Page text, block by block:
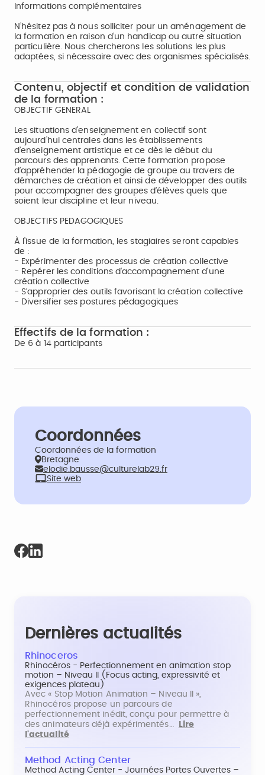
Informations complémentaires
N’hésitez pas à nous solliciter pour un aménagement de
la formation en raison d’un handicap ou autre situation
particulière. Nous chercherons les solutions les plus
adaptées, si nécessaire avec des organismes spécialisés.
Contenu, objectif et condition de validation
de la formation :
OBJECTIF GENERAL
Les situations d’enseignement en collectif sont
aujourd’hui centrales dans les établissements
d’enseignement artistique et ce dès le début du
parcours des apprenants. Cette formation propose
d’appréhender la pédagogie de groupe au travers de
démarches de création et ainsi de développer des outils
pour accompagner des groupes d’élèves quels que
soient leur discipline et leur niveau.
OBJECTIFS PEDAGOGIQUES
À l’issue de la formation, les stagiaires seront capables
de :
- Expérimenter des processus de création collective
- Repérer les conditions d'accompagnement d'une
création collective
- S’approprier des outils favorisant la création collective
- Diversifier ses postures pédagogiques
Effectifs de la formation :
De 6 à 14 participants
Coordonnées
Coordonnées de la formation
Bretagne
elodie.bausse@culturelab29.fr
Site web
Dernières actualités
Rhinoceros
Rhinocéros - Perfectionnement en animation stop
motion – Niveau II (Focus acting, expressivité et
exigences plateau)
Avec « Stop Motion Animation – Niveau II »,
Rhinocéros propose un parcours de
perfectionnement inédit, conçu pour permettre à
des animateurs déjà expérimentés…
Lire
l'actualité
Method Acting Center
Method Acting Center - Journées Portes Ouvertes –